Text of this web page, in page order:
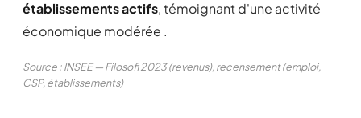
établissements actifs, témoignant d'une activité
économique modérée .
Source : INSEE — Filosofi 2023 (revenus), recensement (emploi,
CSP, établissements)